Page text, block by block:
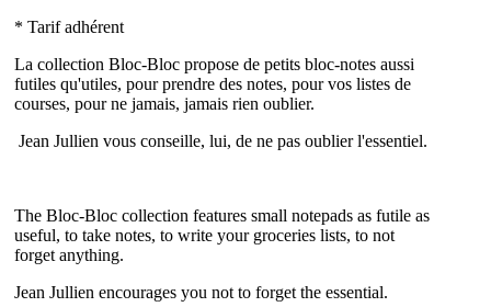
* Tarif adhérent
La collection Bloc-Bloc propose de petits bloc-notes aussi
futiles qu'utiles, pour prendre des notes, pour vos listes de
courses, pour ne jamais, jamais rien oublier.
Jean Jullien vous conseille, lui, de ne pas oublier l'essentiel.
The Bloc-Bloc collection features small notepads as futile as
useful, to take notes, to write your groceries lists, to not
forget anything.
Jean Jullien encourages you not to forget the essential.